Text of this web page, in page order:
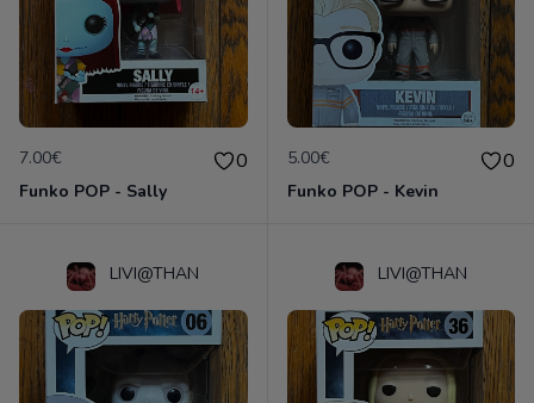
7.00€ 0
Funko POP - Sally
5.00€ 0
Funko POP - Kevin
LIVI@THAN LIVI@THAN